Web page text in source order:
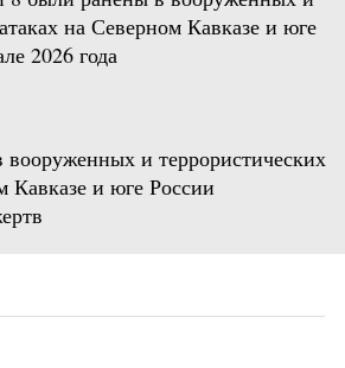
на Северном Кавказе и юге
2026 года
и террористических
Кавказе и юге России